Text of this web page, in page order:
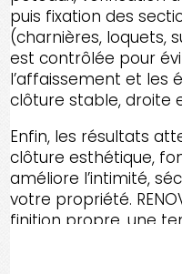
puis fixation des
(charnières, loquets,
est contrôlée pour
l’affaissement et les
clôture stable, droite
Enfin, les résultats
clôture esthétique,
améliore l’intimité,
votre propriété.
finition propre, une